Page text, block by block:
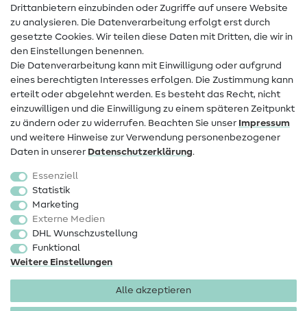
Kontakt
Infos zum Betreiberwechsel
Widerrufsrecht
Beliebt
Stoffe
Sale
Schnittmuster
Drittanbietern einzubinden oder Zugriffe auf unsere Website
zu analysieren. Die Datenverarbeitung erfolgt erst durch
gesetzte Cookies. Wir teilen diese Daten mit Dritten, die wir in
den Einstellungen benennen.
Die Datenverarbeitung kann mit Einwilligung oder aufgrund
eines berechtigten Interesses erfolgen. Die Zustimmung kann
erteilt oder abgelehnt werden. Es besteht das Recht, nicht
einzuwilligen und die Einwilligung zu einem späteren Zeitpunkt
zu ändern oder zu widerrufen. Beachten Sie unser Impressum
und weitere Hinweise zur Verwendung personenbezogener
Daten in unserer Daten­schutz­erklärung.
Essenziell
Statistik
Marketing
Externe Medien
DHL Wunschzustellung
Funktional
Weitere Einstellungen
Alle akzeptieren
Impressum
Datenschutz AGB